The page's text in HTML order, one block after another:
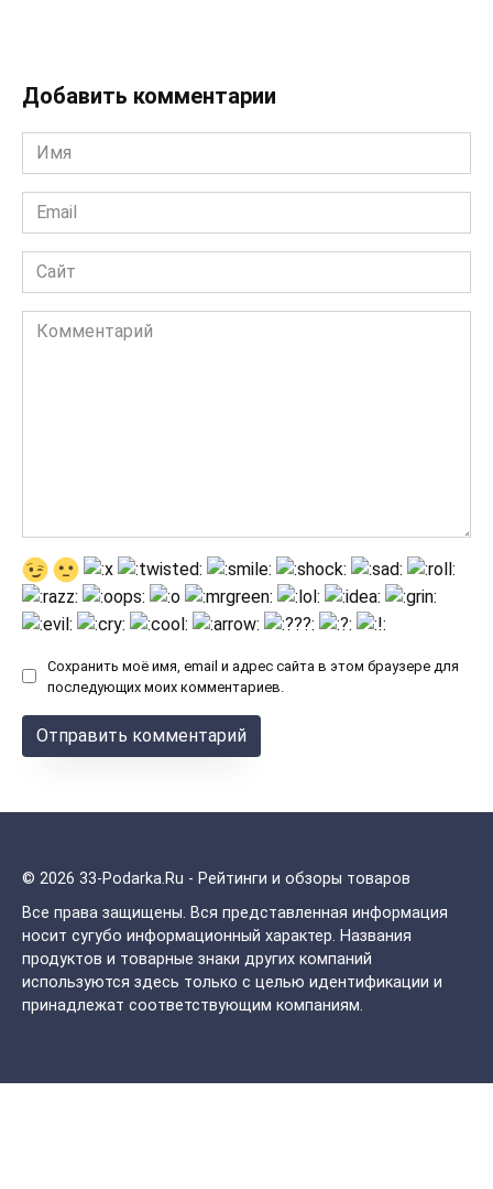
Добавить комментарии
Имя
*
Email
*
Сайт
Комментарий
Сохранить моё имя, email и адрес сайта в этом браузере для
последующих моих комментариев.
© 2026 33-Podarka.Ru - Рейтинги и обзоры товаров
Все права защищены. Вся представленная информация
носит сугубо информационный характер. Названия
продуктов и товарные знаки других компаний
используются здесь только с целью идентификации и
принадлежат соответствующим компаниям.